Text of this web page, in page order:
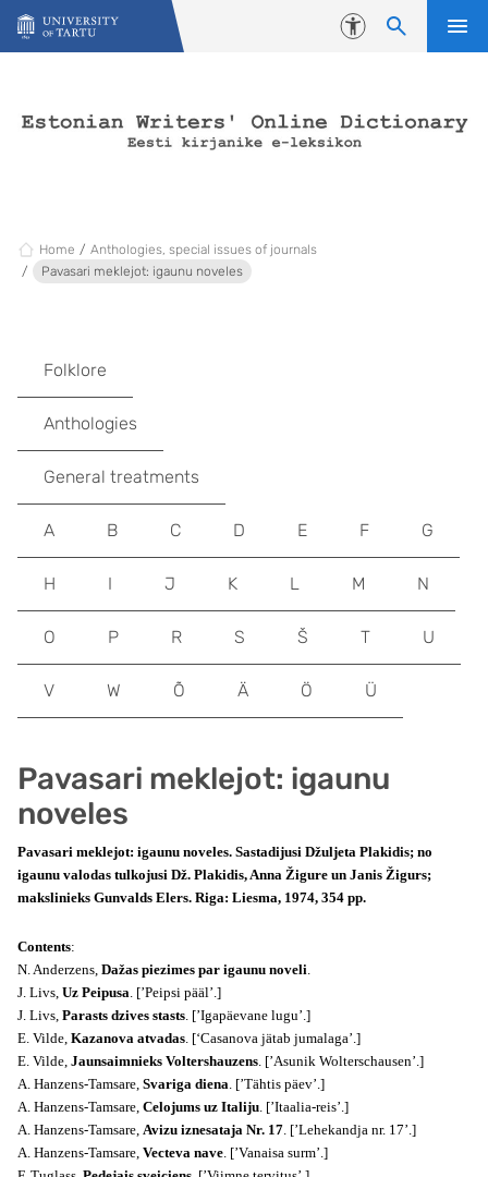
Skip to content
Accessibility
Home
Anthologies, special issues of journals
Pavasari meklejot: igaunu noveles
Pavasari meklejot: igaunu
noveles
Pavasari meklejot: igaunu noveles. Sastadijusi Džuljeta Plakidis; no
igaunu valodas tulkojusi Dž. Plakidis, Anna Žigure un Janis Žigurs;
makslinieks Gunvalds Elers. Riga: Liesma, 1974, 354 pp.
Contents:
N. Anderzens, Dažas piezimes par igaunu noveli.
J. Livs, Uz Peipusa. [’Peipsi pääl’.]
J. Livs, Parasts dzives stasts. [’Igapäevane lugu’.]
E. Vilde, Kazanova atvadas. [‘Casanova jätab jumalaga’.]
E. Vilde, Jaunsaimnieks Voltershauzens. [’Asunik Wolterschausen’.]
A. Hanzens-Tamsare, Svariga diena. [’Tähtis päev’.]
A. Hanzens-Tamsare, Celojums uz Italiju. [’Itaalia-reis’.]
A. Hanzens-Tamsare, Avizu iznesataja Nr. 17. [’Lehekandja nr. 17’.]
A. Hanzens-Tamsare, Vecteva nave. [’Vanaisa surm’.]
Folklore
Anthologies
General treatments
A B C D E F G
H I J K L M N
O P R S Š T U
V W Õ Ä Ö Ü